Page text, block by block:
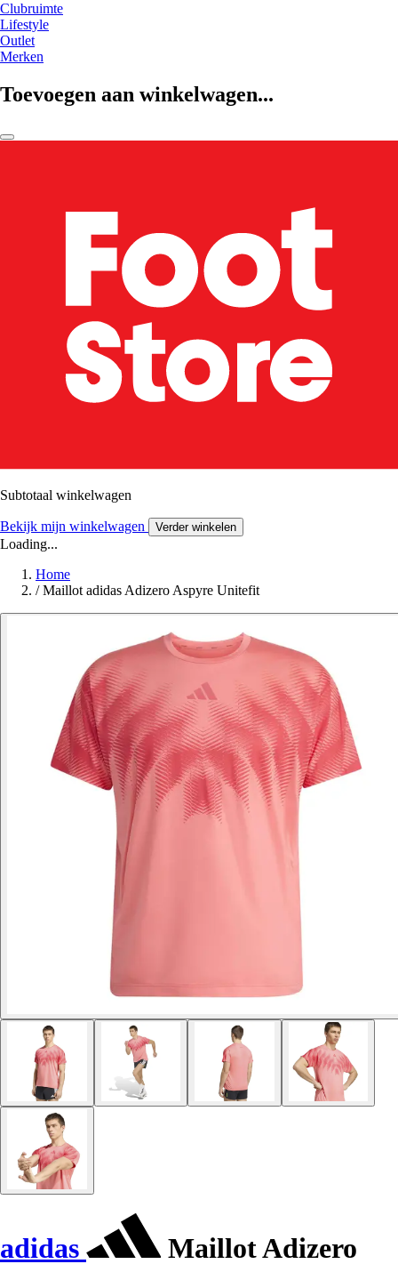
Clubruimte
Lifestyle
Outlet
Merken
Toevoegen aan winkelwagen...
Subtotaal winkelwagen
Bekijk mijn winkelwagen Verder winkelen
Loading...
Home
/ Maillot adidas Adizero Aspyre Unitefit
adidas Maillot Adizero